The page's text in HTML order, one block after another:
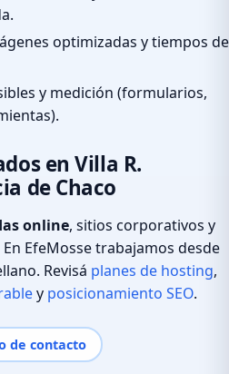
optimizadas y tiempos de
y medición (formularios,
en Villa R.
de Chaco
online, sitios corporativos y
En EfeMosse trabajamos desde
Revisá planes de hosting,
y posicionamiento SEO.
de contacto